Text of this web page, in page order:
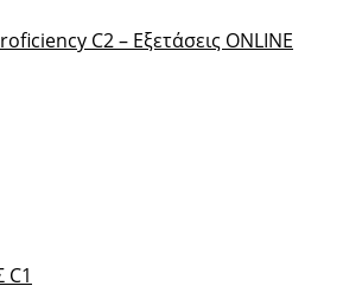
C2 – Εξετάσεις ONLINE